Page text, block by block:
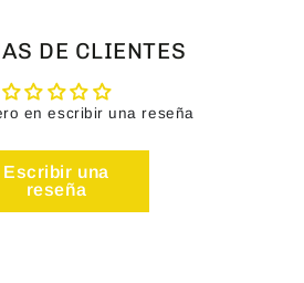
DE CLIENTES
en escribir una reseña
Escribir una
reseña